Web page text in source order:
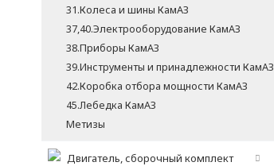
31.Колеса и шины КамАЗ
37,40.Электрооборудование КамАЗ
38.Приборы КамАЗ
39.Инструменты и принадлежности КамАЗ
42.Коробка отбора мощности КамАЗ
45.Лебедка КамАЗ
Метизы
Двигатель, сборочный комплект